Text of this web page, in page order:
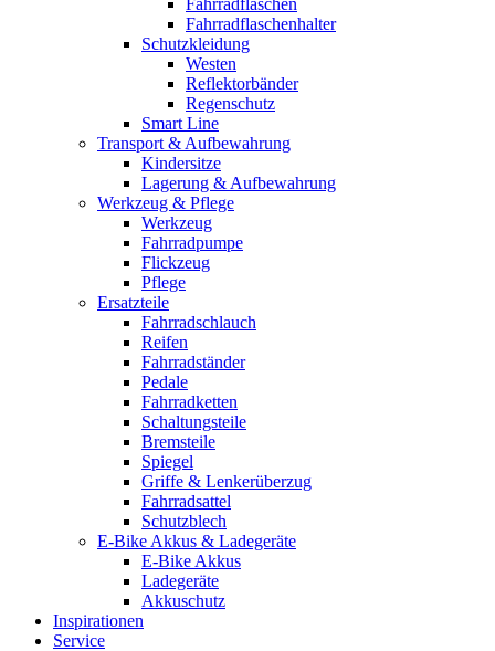
Fahrradflaschen
Fahrradflaschenhalter
Schutzkleidung
Westen
Reflektorbänder
Regenschutz
Smart Line
Transport & Aufbewahrung
Kindersitze
Lagerung & Aufbewahrung
Werkzeug & Pflege
Werkzeug
Fahrradpumpe
Flickzeug
Pflege
Ersatzteile
Fahrradschlauch
Reifen
Fahrradständer
Pedale
Fahrradketten
Schaltungsteile
Bremsteile
Spiegel
Griffe & Lenkerüberzug
Fahrradsattel
Schutzblech
E-Bike Akkus & Ladegeräte
E-Bike Akkus
Ladegeräte
Akkuschutz
Inspirationen
Service